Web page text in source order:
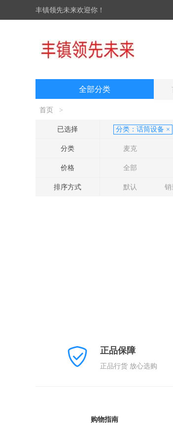
丰镇领先未来欢迎你！
全部分类
首页 >
已选择 分类： 话筒设备 ×
分类 麦克
价格 全部
排序方式 默认 销
正品保障
正品行货 放心选购
购物指南